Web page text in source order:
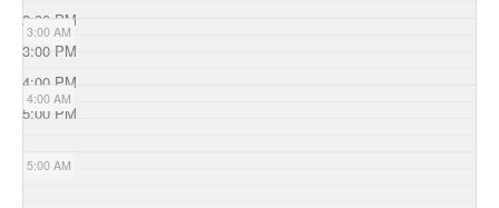
3:00 AM
4:00 AM
5:00 AM
2:00 PM
3:00 PM
4:00 PM
5:00 PM